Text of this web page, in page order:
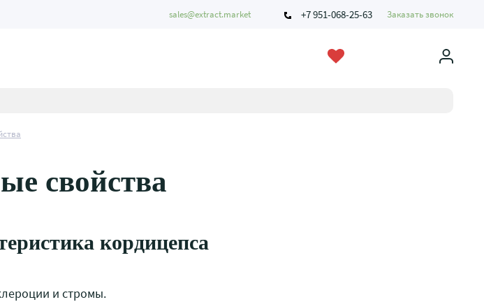
sales@extract.market +7 951-068-25-63 Заказать звонок
свойства
кордицепса
и стромы.